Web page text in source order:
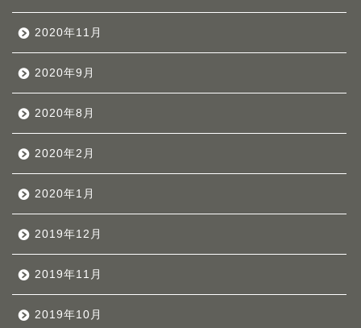
2020年11月
2020年9月
2020年8月
2020年2月
2020年1月
2019年12月
2019年11月
2019年10月